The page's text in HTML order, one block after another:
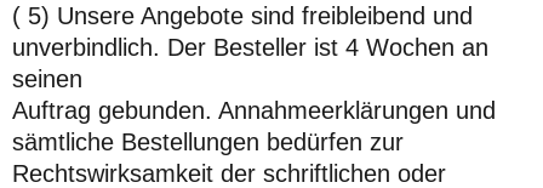
( 5) Unsere Angebote sind freibleibend und
unverbindlich. Der Besteller ist 4 Wochen an
seinen
Auftrag gebunden. Annahmeerklärungen und
sämtliche Bestellungen bedürfen zur
Rechtswirksamkeit der schriftlichen oder